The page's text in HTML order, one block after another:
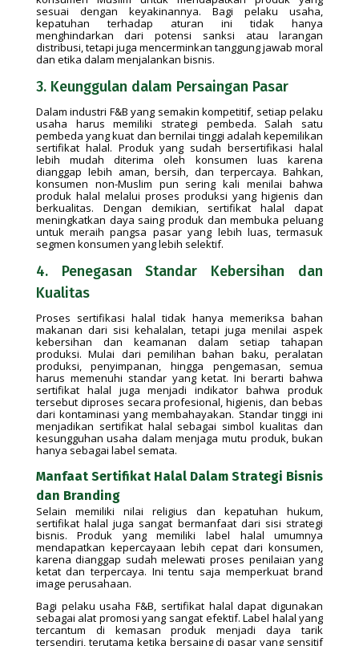
sesuai dengan keyakinannya. Bagi pelaku usaha,
kepatuhan terhadap aturan ini tidak hanya
menghindarkan dari potensi sanksi atau larangan
distribusi, tetapi juga mencerminkan tanggung jawab moral
dan etika dalam menjalankan bisnis.
3. Keunggulan dalam Persaingan Pasar
Dalam industri F&B yang semakin kompetitif, setiap pelaku
usaha harus memiliki strategi pembeda. Salah satu
pembeda yang kuat dan bernilai tinggi adalah kepemilikan
sertifikat halal. Produk yang sudah bersertifikasi halal
lebih mudah diterima oleh konsumen luas karena
dianggap lebih aman, bersih, dan terpercaya. Bahkan,
konsumen non-Muslim pun sering kali menilai bahwa
produk halal melalui proses produksi yang higienis dan
berkualitas. Dengan demikian, sertifikat halal dapat
meningkatkan daya saing produk dan membuka peluang
untuk meraih pangsa pasar yang lebih luas, termasuk
segmen konsumen yang lebih selektif.
4. Penegasan Standar Kebersihan dan
Kualitas
Proses sertifikasi halal tidak hanya memeriksa bahan
makanan dari sisi kehalalan, tetapi juga menilai aspek
kebersihan dan keamanan dalam setiap tahapan
produksi. Mulai dari pemilihan bahan baku, peralatan
produksi, penyimpanan, hingga pengemasan, semua
harus memenuhi standar yang ketat. Ini berarti bahwa
sertifikat halal juga menjadi indikator bahwa produk
tersebut diproses secara profesional, higienis, dan bebas
dari kontaminasi yang membahayakan. Standar tinggi ini
menjadikan sertifikat halal sebagai simbol kualitas dan
kesungguhan usaha dalam menjaga mutu produk, bukan
hanya sebagai label semata.
Manfaat Sertifikat Halal Dalam Strategi Bisnis
dan Branding
Selain memiliki nilai religius dan kepatuhan hukum,
sertifikat halal juga sangat bermanfaat dari sisi strategi
bisnis. Produk yang memiliki label halal umumnya
mendapatkan kepercayaan lebih cepat dari konsumen,
karena dianggap sudah melewati proses penilaian yang
ketat dan terpercaya. Ini tentu saja memperkuat brand
image perusahaan.
Bagi pelaku usaha F&B, sertifikat halal dapat digunakan
sebagai alat promosi yang sangat efektif. Label halal yang
tercantum di kemasan produk menjadi daya tarik
tersendiri, terutama ketika bersaing di pasar yang sensitif